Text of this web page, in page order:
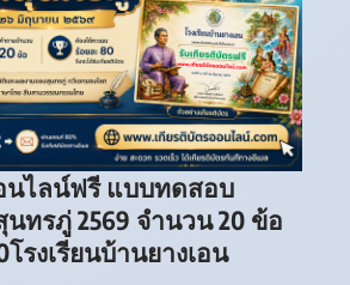
นไลน์ฟรี แบบทดสอบ
ทรภู่ 2569 จำนวน 20 ข้อ
รงเรียนบ้านยางเอน